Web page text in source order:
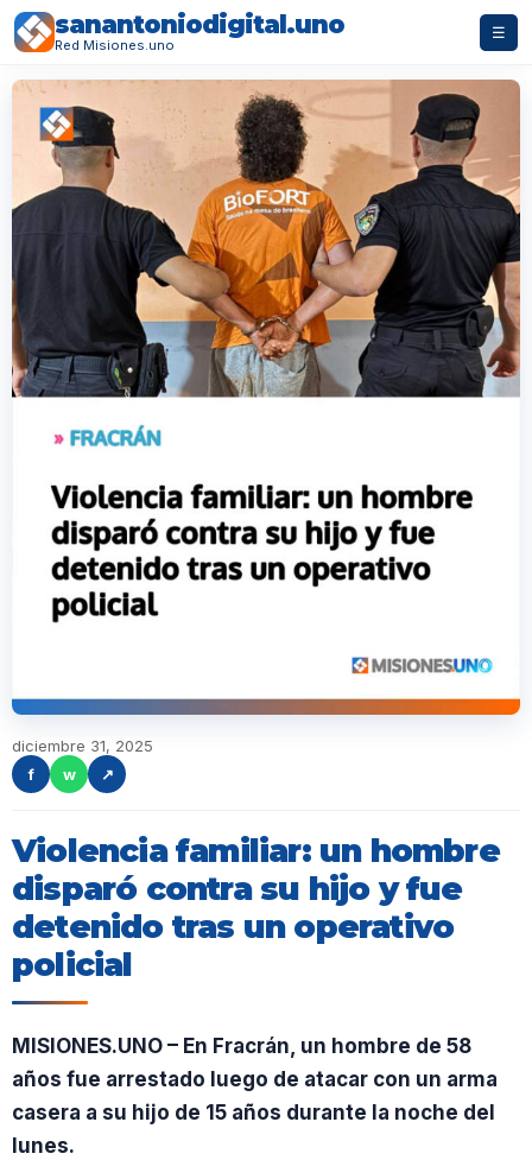
sanantoniodigital.uno
Red Misiones.uno
☰
diciembre 31, 2025
f
w ↗
Violencia familiar: un hombre
disparó contra su hijo y fue
detenido tras un operativo
policial
MISIONES.UNO – En Fracrán, un hombre de 58
años fue arrestado luego de atacar con un arma
casera a su hijo de 15 años durante la noche del
lunes.